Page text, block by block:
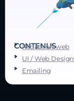
CONTENUS
Rédaction web
UI / Web Design
Emailing